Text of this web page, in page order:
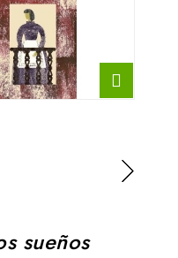
sueños